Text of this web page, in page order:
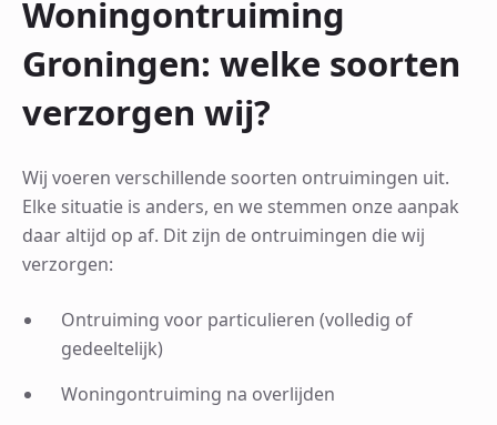
Woningontruiming
Groningen: welke soorten
verzorgen wij?
Wij voeren verschillende soorten ontruimingen uit.
Elke situatie is anders, en we stemmen onze aanpak
daar altijd op af. Dit zijn de ontruimingen die wij
verzorgen:
Ontruiming voor particulieren (volledig of
gedeeltelijk)
Woningontruiming na overlijden